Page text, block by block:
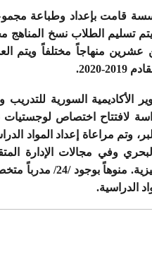
قامت بإعداد وطباعة
تسليم الطلاب نسخ المناهج
عشرين منهاجاً مختلفاً ويتم
2020.
الأكاديمية السورية
لافتتاح اختصاص
وتم مراعاة إعداد المواد
وفي مجالات الإدارة
وكذلك اللغة
الدراسية.